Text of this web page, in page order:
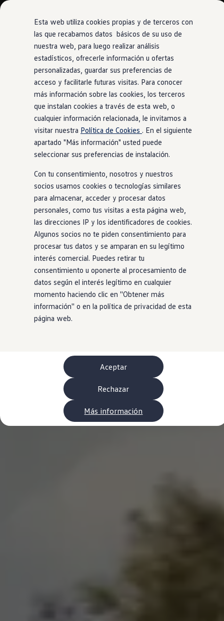
Esta web utiliza cookies propias y de terceros con
las que recabamos datos básicos de su uso de
nuestra web, para luego realizar análisis
estadísticos, ofrecerle información u ofertas
personalizadas, guardar sus preferencias de
acceso y facilitarle futuras visitas. Para conocer
más información sobre las cookies, los terceros
que instalan cookies a través de esta web, o
cualquier información relacionada, le invitamos a
visitar nuestra Política de Cookies . En el siguiente
apartado "Más información" usted puede
seleccionar sus preferencias de instalación.
Con tu consentimiento, nosotros y nuestros
socios usamos cookies o tecnologías similares
para almacenar, acceder y procesar datos
personales, como tus visitas a esta página web,
las direcciones IP y los identificadores de cookies.
Algunos socios no te piden consentimiento para
procesar tus datos y se amparan en su legítimo
interés comercial. Puedes retirar tu
consentimiento u oponerte al procesamiento de
datos según el interés legítimo en cualquier
momento haciendo clic en ''Obtener más
información'' o en la política de privacidad de esta
página web.
Aceptar
Rechazar
Más información
Ir
directamente
al contenido
Ir
directamente
al pie de
página
Nuevo ID. Polo: El eléctrico para todos
Nuevo ID. Cross 100% eléctrico
Modelos 7 plazas
Descubre el nuevo Golf GTI 50 Aniversario
Gama Deportiva
Gama SUV de Volkswagen
Ofertas y promociones
Precios Especiales
Renueva tu Volkswagen
Trae un amigo a Volkswagen Canarias
Financiación Volkswagen
Volkswagen Flex & Serenity
Renting
Vehículos de ocasión
Concursos Volkswagen
Clientes
Buscador de Concesionarios
Atención al cliente
Accesorios
Guía de mantenimiento
Información Útil
Viajar en coche
WLTP
Aceite y líquidos
EA189
Etiquetado de neumáticos UE - Volkswagen
Reciclaje Volkswagen Canarias
Servicios de mantenimiento
Garantía Volkswagen
Homologaciones y certificados de conformidad
Información sobre el apagón de redes 2G-3G
Recambios
Recambios reconstruidos
Neumáticos
Modelos antiguos
Servicio para vehículos eléctricos
myVolkswagen
Ayuda con aplicaciones y servicios digitales
Navigation Map Update
Extras digitales
Actualizaciones del software, los mapas y las
Buscar servicios para tu modelo
Reutilización de las baterias